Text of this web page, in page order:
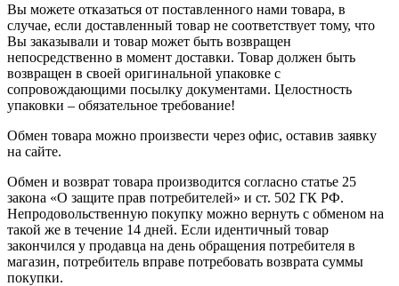
Вы можете отказаться от поставленного нами товара, в
случае, если доставленный товар не соответствует тому, что
Вы заказывали и товар может быть возвращен
непосредственно в момент доставки. Товар должен быть
возвращен в своей оригинальной упаковке с
сопровождающими посылку документами. Целостность
упаковки – обязательное требование!
Обмен товара можно произвести через офис, оставив заявку
на сайте.
Обмен и возврат товара производится согласно статье 25
закона «О защите прав потребителей» и ст. 502 ГК РФ.
Непродовольственную покупку можно вернуть с обменом на
такой же в течение 14 дней. Если идентичный товар
закончился у продавца на день обращения потребителя в
магазин, потребитель вправе потребовать возврата суммы
покупки.